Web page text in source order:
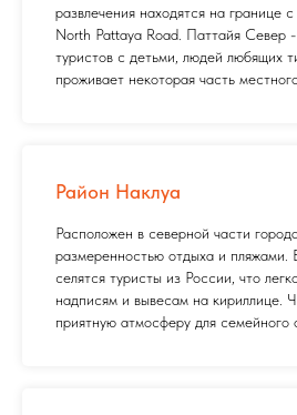
развлечения находятся на границе
North Pattaya Road. Паттайя Север
туристов с детьми, людей любящих
проживает некоторая часть
Район Наклуа
Расположен в северной части
размеренностью отдыха и пляжами.
селятся туристы из России, что
надписям и вывесам на кириллице.
приятную атмосферу для семейного